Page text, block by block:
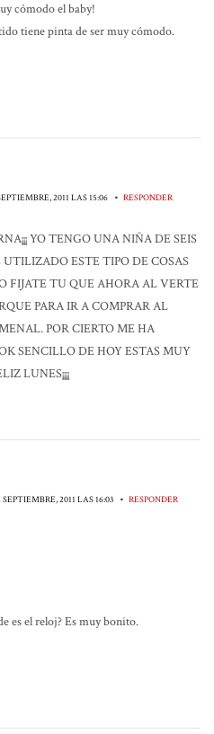
cómodo el baby!
tiene pinta de ser muy cómodo.
2011 LAS 15:06 • RESPONDER
YO TENGO UNA NIÑA DE SEIS
ESTE TIPO DE COSAS
FIJATE TU QUE AHORA AL VERTE
PARA IR A COMPRAR AL
POR CIERTO ME HA
SENCILLO DE HOY ESTAS MUY
LUNES¡¡¡¡
SEPTIEMBRE, 2011 LAS 16:03 • RESPONDER
es el reloj? Es muy bonito.